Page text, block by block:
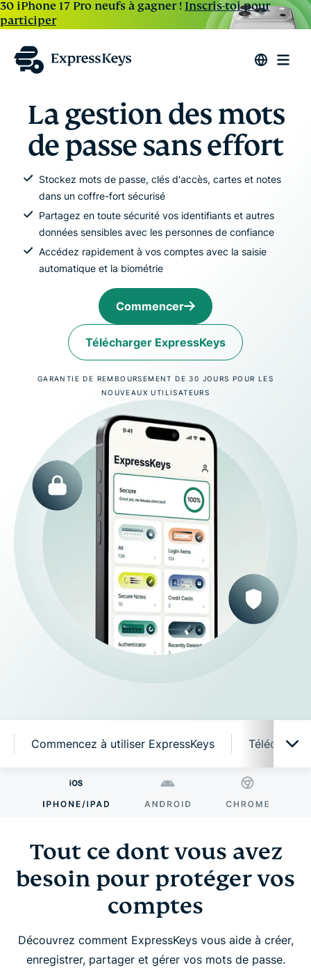
30 iPhone 17 Pro neufs à gagner ! Inscris-toi pour
participer
La gestion des mots
de passe sans effort
Stockez mots de passe, clés d'accès, cartes et notes
dans un coffre-fort sécurisé
Partagez en toute sécurité vos identifiants et autres
données sensibles avec les personnes de confiance
Accédez rapidement à vos comptes avec la saisie
automatique et la biométrie
Commencer
Télécharger ExpressKeys
GARANTIE DE REMBOURSEMENT DE 30 JOURS POUR LES
NOUVEAUX UTILISATEURS
Commencez à utiliser ExpressKeys
Tout ce dont vous avez besoin pour protéger vos
Pourquoi opter pour ExpressKeys ?
Des fonctionnalités intelligentes, une utilisation
Commencez à utiliser ExpressKeys
Tout ce dont vous avez
besoin pour protéger vos
comptes
Découvrez comment ExpressKeys vous aide à créer,
enregistrer, partager et gérer vos mots de passe.